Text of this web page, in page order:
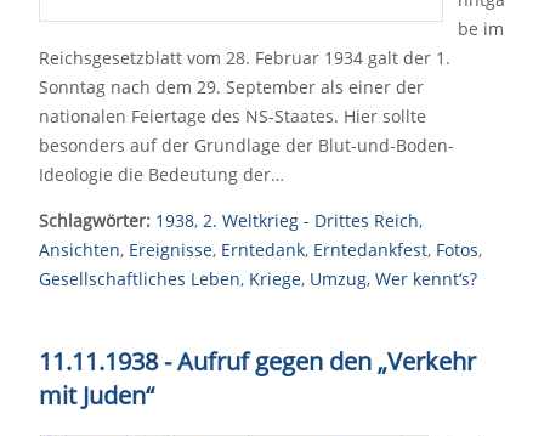
be im
Reichsgesetzblatt vom 28. Februar 1934 galt der 1.
Sonntag nach dem 29. September als einer der
nationalen Feiertage des NS-Staates. Hier sollte
besonders auf der Grundlage der Blut-und-Boden-
Ideologie die Bedeutung der…
Schlagwörter: 1938, 2. Weltkrieg - Drittes Reich,
Ansichten, Ereignisse, Erntedank, Erntedankfest, Fotos,
Gesellschaftliches Leben, Kriege, Umzug, Wer kennt‘s?
11.11.1938 - Aufruf gegen den „Verkehr
mit Juden“